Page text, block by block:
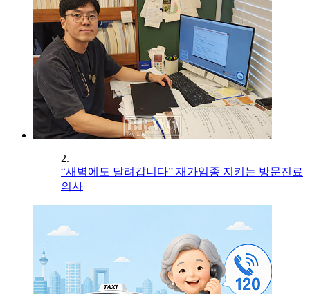
2.
“새벽에도 달려갑니다” 재가임종 지키는 방문진료
의사